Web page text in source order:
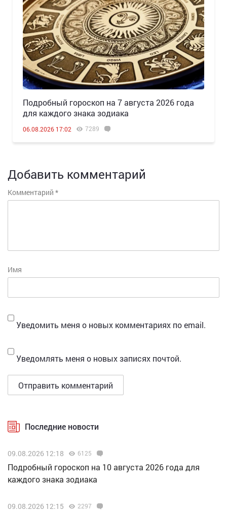
Подробный гороскоп на 7 августа 2026 года
для каждого знака зодиака
06.08.2026 17:02 7289
Добавить комментарий
Комментарий *
Имя
Уведомить меня о новых комментариях по email.
Уведомлять меня о новых записях почтой.
Последние новости
09.08.2026 12:18 6125
Подробный гороскоп на 10 августа 2026 года для
каждого знака зодиака
09.08.2026 12:15 2297